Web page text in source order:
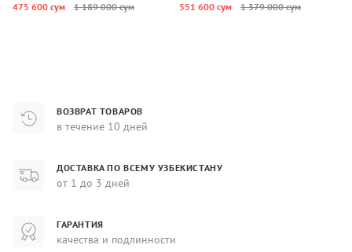
475 600 сум 1 189 000 сум 551 600 сум 1 379 000 сум
ВОЗВРАТ ТОВАРОВ
в течение 10 дней
ДОСТАВКА ПО ВСЕМУ УЗБЕКИСТАНУ
от 1 до 3 дней
ГАРАНТИЯ
качества и подлинности